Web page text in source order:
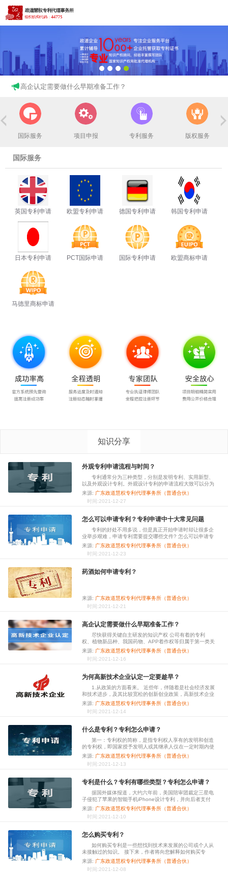
高企认定需要做什么早期准备工作？
为何高新技术企业认定一定要趁早？
什么是专利？专利怎么申请？
怎么可以申请专利？专利申请中十大常见问题
药酒如何申请专利？
国际服务 项目申报 专利服务 版权服务
国际服务
英国专利申请 欧盟专利申请 德国专利申请 韩国专利申请
日本专利申请 PCT国际申请 国际专利申请 欧盟商标申请
马德里商标申请
知识分享
外观专利申请流程与时间？
专利通常分为三种类型，分别是发明专利、实用新型、
以及外观设计专利。外观设计专利的申请流程大致可以分为
专利申请准备——专利申请提交
来源: 广东政道慧权专利代理事务所（普通合伙）
时间:2021-12-27
怎么可以申请专利？专利申请中十大常见问题
专利的好处不用多说，但是真正开始申请时却让很多企
业举步艰难，申请专利需要提交哪些文件? 怎么可以申请专
利?
来源: 广东政道慧权专利代理事务所（普通合伙）
时间:2021-12-23
药酒如何申请专利？
来源: 广东政道慧权专利代理事务所（普通合伙）
时间:2021-12-21
高企认定需要做什么早期准备工作？
尽快获得关键自主研发的知识产权 公司有着的专利
权、植物新品种、我国药物、APP着作权等归属于第一类关
键知识产权，是高新技术企业认定中的前提条件
来源: 广东政道慧权专利代理事务所（普通合伙）
时间:2021-12-16
为何高新技术企业认定一定要趁早？
1.从政策的方面看来。 近些年，伴随着是社会经济发展
和技术进步，及其比较宽松的创新创业政策，高新技术企业
总数快速提升。高新技术企业愈来愈多，认定高新企业的政
策毫无疑问将逐渐收紧，认定高新技术企业的门坎也将明显
提高。
来源: 广东政道慧权专利代理事务所（普通合伙）
时间:2021-12-14
什么是专利？专利怎么申请？
第一：专利权的简称，是指专利权人享有的发明和创造
的专利权，即国家授予发明人或其继承人仅在一定时期内使
用发明和创造的权利
来源: 广东政道慧权专利代理事务所（普通合伙）
时间:2021-12-13
专利是什么？专利有哪些类型？专利怎么申请？
据国外媒体报道，大约六年前，美国陪审团裁定三星电
子侵犯了苹果的智能手机iPhone设计专利，并向后者支付
了10亿美元。
来源: 广东政道慧权专利代理事务所（普通合伙）
时间:2021-12-10
怎么购买专利？
如何购买专利是一些想找到技术来发展的公司或个人从
未接触过的知识。 接下来，作者将向您解释如何购买专
利，希望为需要购买专利的公司或个人带来一些启发。
来源: 广东政道慧权专利代理事务所（普通合伙）
时间:2021-12-08